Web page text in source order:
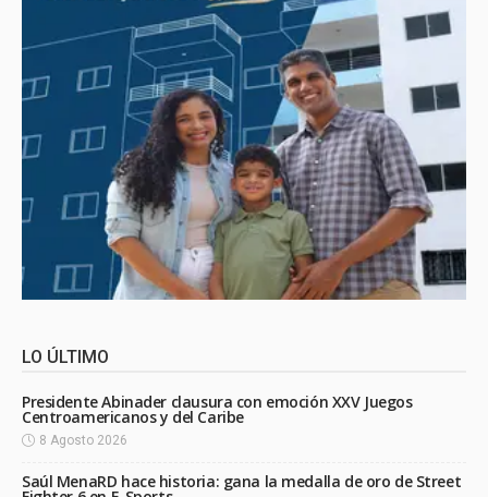
LO ÚLTIMO
Presidente Abinader clausura con emoción XXV Juegos
Centroamericanos y del Caribe
8 Agosto 2026
Saúl MenaRD hace historia: gana la medalla de oro de Street